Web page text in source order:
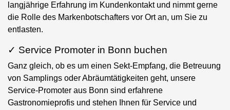
langjährige Erfahrung im Kundenkontakt und nimmt gerne
die Rolle des Markenbotschafters vor Ort an, um Sie zu
entlasten.
✓ Service Promoter in Bonn buchen
Ganz gleich, ob es um einen Sekt-Empfang, die Betreuung
von Samplings oder Abräumtätigkeiten geht, unsere
Service-Promoter aus Bonn sind erfahrene
Gastronomieprofis und stehen Ihnen für Service und